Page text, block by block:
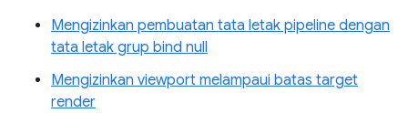
Mengizinkan pembuatan tata letak pipeline dengan
tata letak grup bind null
Mengizinkan viewport melampaui batas target
render